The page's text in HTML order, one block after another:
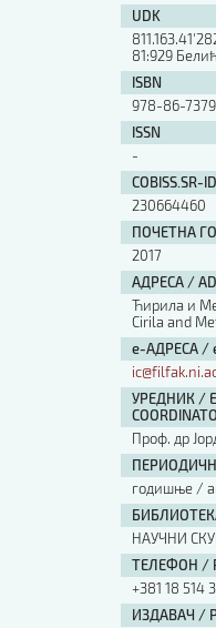
UDK
81:929
ISBN
978-86-
ISSN
-
COBISS.SR-ID
230664460
ПОЧЕТНА
2017
АДРЕСА /
Ћирила и
Cirila and
е-АДРЕСА /
УРЕДНИК /
Проф. др
годишње /
НАУЧНИ
ТЕЛЕФОН /
+381 18 514
ИЗДАВАЧ /